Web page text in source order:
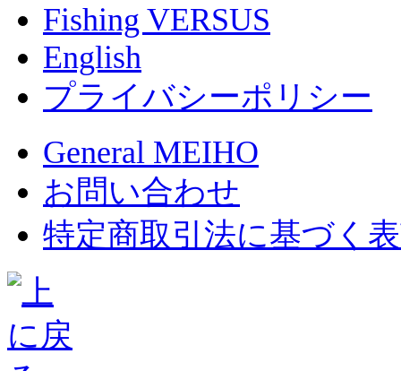
Fishing VERSUS
English
プライバシーポリシー
General MEIHO
お問い合わせ
特定商取引法に基づく